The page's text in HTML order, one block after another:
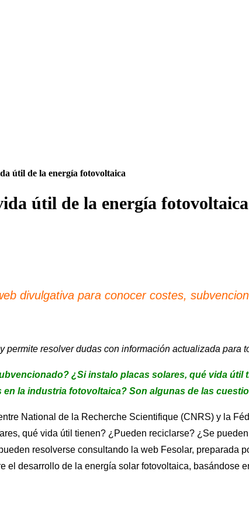
útil de la energía fotovoltaica
útil de la energía fotovoltaica
divulgativa para conocer costes,
resolver dudas con información actualizada para
¿Si instalo placas solares, qué vida útil
la industria fotovoltaica? Son algunas de las
National de la Recherche Scientifique (CNRS) y la
qué vida útil tienen? ¿Pueden reciclarse? ¿Se
resolverse consultando la web Fesolar, preparada
el desarrollo de la energía solar fotovoltaica, basándose